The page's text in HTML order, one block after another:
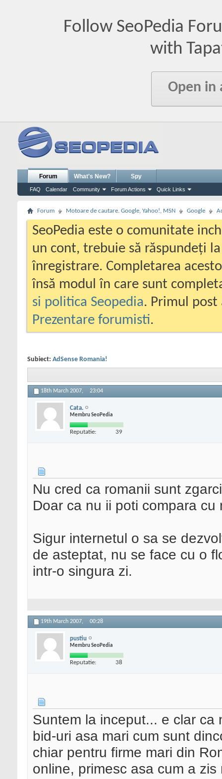
Follow SeoPedia
with
Open in
Forum
FAQ Calendar Community Forum Actions Quick Links
What's New? Spy
Forum Motoare de cautare. Google, Yahoo!, MSN Google
SeoPedia este o comunitate
un cont, trebuie să răspundeți
înregistrare. Completarea
însă modul în care sunt
si politica Seopedia. Primul
Prezentare forumisti.
Subiect: AdSense Romania!
18th March 2007, 23:04
Cata.
Membru SeoPedia
Reputatie: 39
Nu cred ca romanii sunt
Doar ca nu ii poti compara cu
Sigur internetul o sa se
de asteptat, nu se face cu o
intr-o singura zi.
19th March 2007, 00:28
pustiu
Membru SeoPedia
Reputatie: 38
Suntem la inceput... e clar ca
bid-uri asa mari cum sunt
chiar pentru firme mari din
online, primesc asa cum a